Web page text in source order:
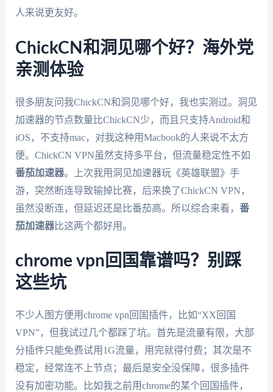
人来说更友好。
ChickCN和洞见哪个好？海外党
亲测体验
很多朋友问我ChickCN和洞见哪个好，我也实测过。洞见
加速器的节点数量比ChickCN少，而且只支持Android和
iOS，不支持mac，对我这种用Macbook的人来说不太方
便。ChickCN VPN虽然支持多平台，但流量稳定性不如
番茄加速器。上次我用洞见加速器玩《英雄联盟》手
游，突然断连导致输掉比赛，后来换了ChickCN VPN，
虽然没断连，但延迟还是比番茄高。所以综合来看， 番
茄加速器比这两个都好用。
chrome vpn回国靠谱吗？别踩
这些坑
不少人图方便用chrome vpn回国插件，比如“XX回国
VPN”，但我试过几个都踩了坑。首先是流量有限，大部
分插件只能免费试用1G流量，用完就得付费；其次是不
稳定，经常连不上节点；最后是安全没保障，很多插件
没有加密功能。比如我之前用chrome的某个回国插件，